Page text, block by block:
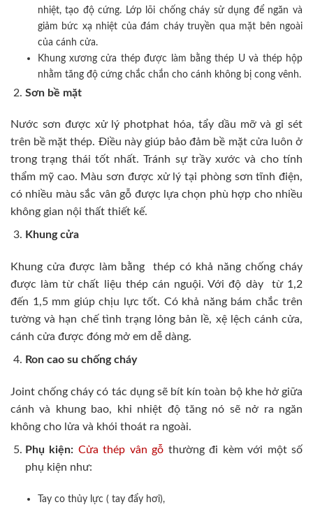
nhiệt, tạo độ cứng. Lớp lõi chống cháy sử dụng để ngăn và
giảm bức xạ nhiệt của đám cháy truyền qua mặt bên ngoài
của cánh cửa.
Khung xương cửa thép được làm bằng thép U và thép hộp
nhằm tăng độ cứng chắc chắn cho cánh không bị cong vênh.
Sơn bề mặt
Nước sơn được xử lý photphat hóa, tẩy dầu mỡ và gỉ sét
trên bề mặt thép. Điều này giúp bảo đảm bề mặt cửa luôn ở
trong trạng thái tốt nhất. Tránh sự trầy xước và cho tính
thẩm mỹ cao. Màu sơn được xử lý tại phòng sơn tĩnh điện,
có nhiều màu sắc vân gỗ được lựa chọn phù hợp cho nhiều
không gian nội thất thiết kế.
Khung cửa
Khung cửa được làm bằng thép có khả năng chống cháy
được làm từ chất liệu thép cán nguội. Với độ dày từ 1,2
đến 1,5 mm giúp chịu lực tốt. Có khả năng bám chắc trên
tường và hạn chế tình trạng lỏng bản lề, xệ lệch cánh cửa,
cánh cửa được đóng mở em dễ dàng.
Ron cao su chống cháy
Joint chống cháy có tác dụng sẽ bít kín toàn bộ khe hở giữa
cánh và khung bao, khi nhiệt độ tăng nó sẽ nở ra ngăn
không cho lửa và khói thoát ra ngoài.
Phụ kiện: Cửa thép vân gỗ thường đi kèm với một số
phụ kiện như:
Tay co thủy lực ( tay đẩy hơi),